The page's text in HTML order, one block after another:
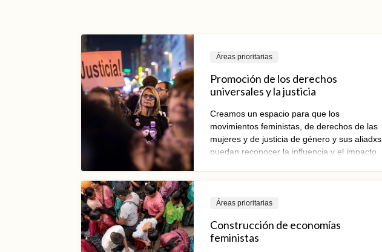
Áreas prioritarias
Promoción de los derechos
universales y la justicia
Creamos un espacio para que los
movimientos feministas, de derechos de las
mujeres y de justicia de género y sus aliadxs
puedan reconocer la influencia y el impacto
Áreas prioritarias
Construcción de economías
feministas